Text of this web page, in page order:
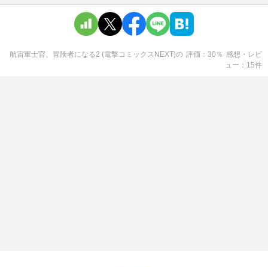
航宙軍士官、冒険者になる2 (電撃コミックスNEXT)の 評価 30 ％ 感想・レビ
ュー
15件